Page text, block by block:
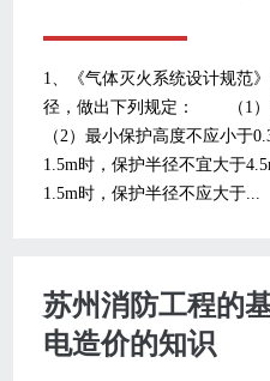
1、《气体灭火系统设计规范
径，做出下列规定： （1）
（2）最小保护高度不应小于
1.5m时，保护半径不宜大于
1.5m时，保护半径不应大于...
苏州消防工程的
电造价的知识